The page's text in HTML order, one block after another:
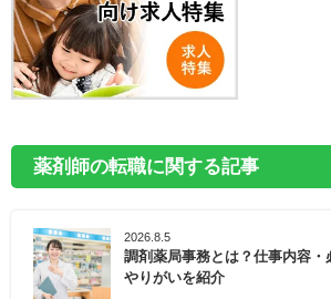
薬剤師の転職に関する記事
2026.8.5
調剤薬局事務とは？仕事内容・
やりがいを紹介